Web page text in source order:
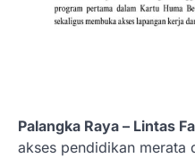
Palangka Raya – Lintas
akses pendidikan merata